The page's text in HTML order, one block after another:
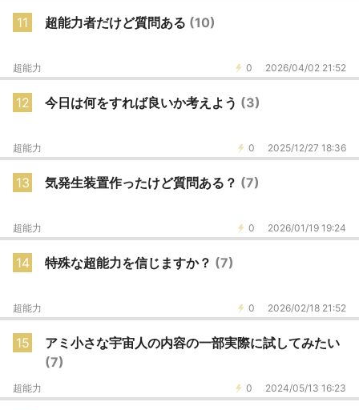
11 超能力者だけど質問ある (10)
0 2026/04/02 21:52
超能力
12 今日は何をすれば良いか考えよう (3)
0 2025/12/27 18:36
超能力
13 気発生装置作ったけど質問ある？ (7)
0 2026/01/19 19:24
超能力
14 特殊な超能力を信じますか？ (7)
0 2026/02/18 21:52
超能力
15
アミ小さな宇宙人の内容の一部実際に試してみたい
(7)
0 2024/05/13 16:23
超能力